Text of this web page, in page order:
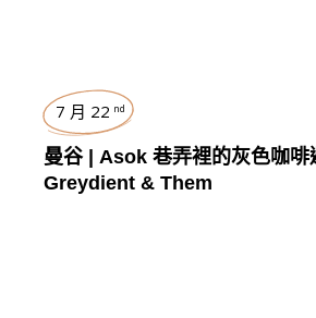
7 月 22 nd
曼谷 | Asok 巷弄裡的灰色咖啡
Greydient & Them